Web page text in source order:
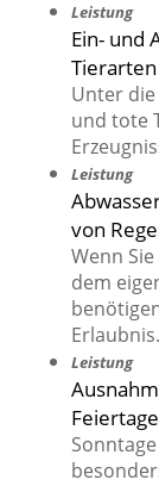
Leistung
Ein- und
Unter
und tote
Leistung
von
Wenn
dem
Erlaubnis.
Leistung